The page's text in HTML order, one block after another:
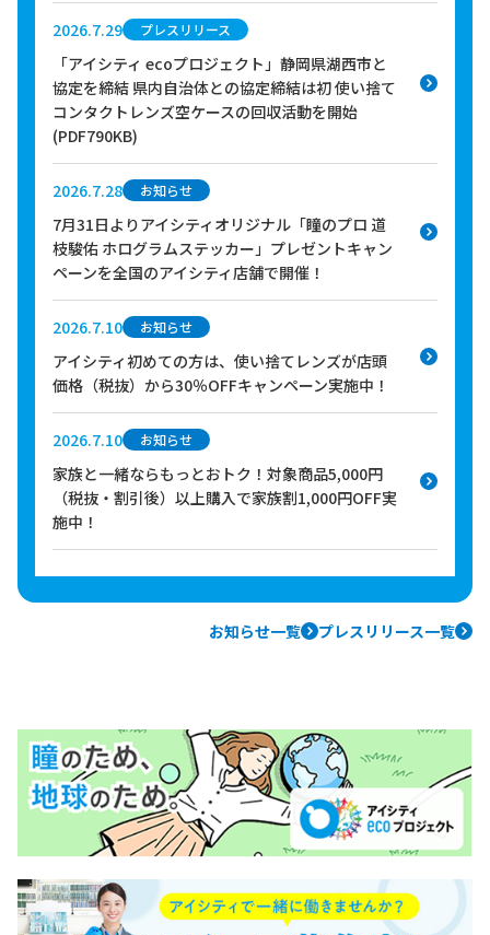
2026.7.29 プレスリリース
「アイシティ ecoプロジェクト」静岡県湖西市と
協定を締結 県内自治体との協定締結は初 使い捨て
コンタクトレンズ空ケースの回収活動を開始
(PDF790KB)
2026.7.28 お知らせ
7月31日よりアイシティオリジナル「瞳のプロ 道
枝駿佑 ホログラムステッカー」プレゼントキャン
ペーンを全国のアイシティ店舗で開催！
2026.7.10 お知らせ
アイシティ初めての方は、使い捨てレンズが店頭
価格（税抜）から30％OFFキャンペーン実施中！
2026.7.10 お知らせ
家族と一緒ならもっとおトク！対象商品5,000円
（税抜・割引後）以上購入で家族割1,000円OFF実
施中！
お知らせ一覧 プレスリリース一覧